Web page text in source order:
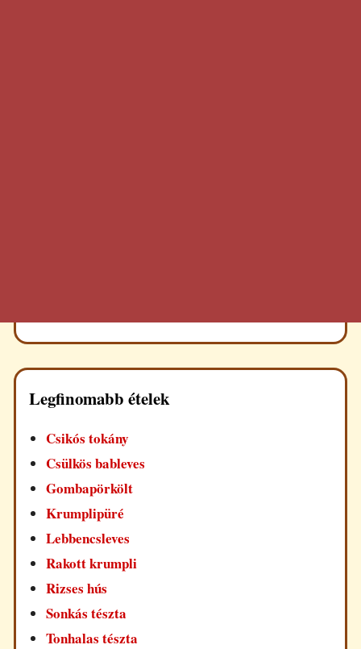
Legfinomabb ételek
Csikós tokány
Csülkös bableves
Gombapörkölt
Krumplipüré
Lebbencsleves
Rakott krumpli
Rizses hús
Sonkás tészta
Tonhalas tészta